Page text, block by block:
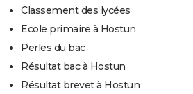
Classement des lycées
Ecole primaire à Hostun
Perles du bac
Résultat bac à Hostun
Résultat brevet à Hostun